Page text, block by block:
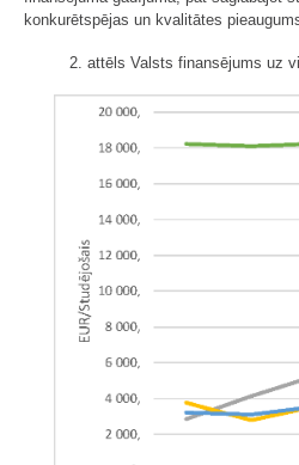
konkurētspējas un kvalitātes
2. attēls Valsts finansējums uz